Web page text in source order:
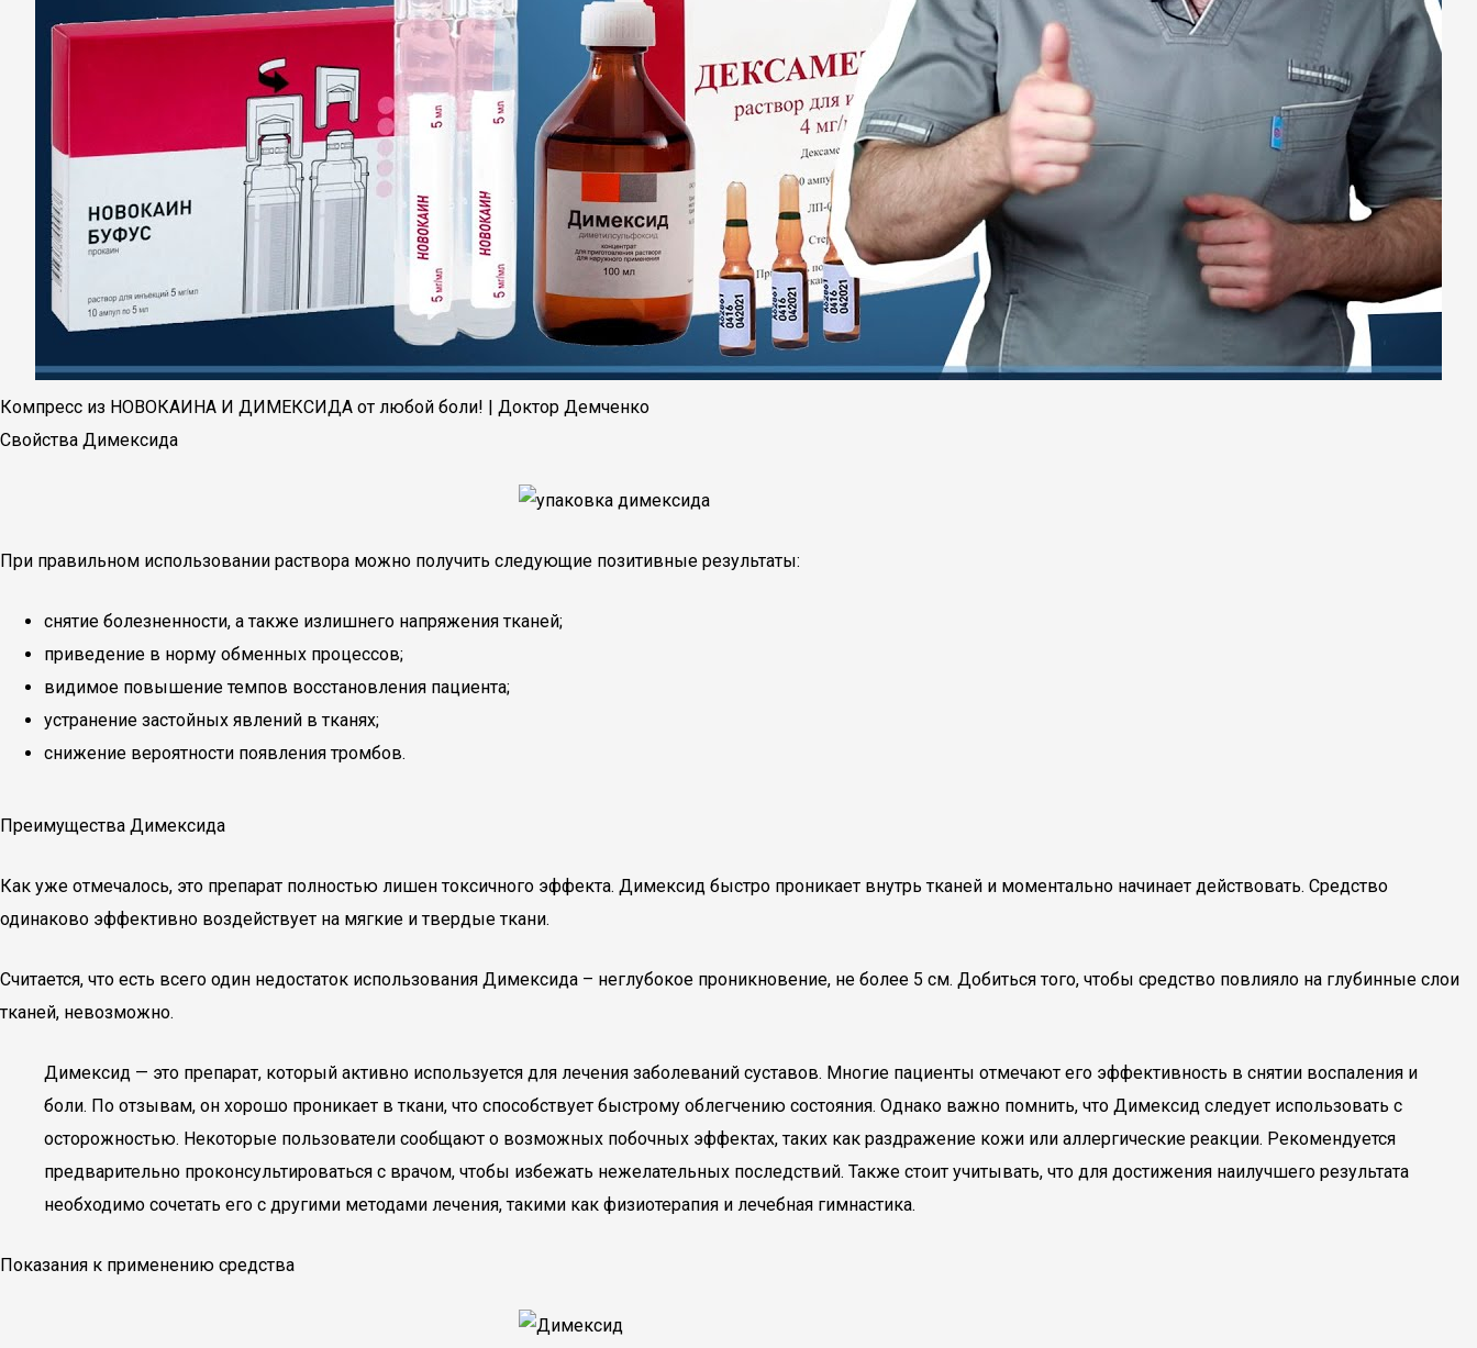
Компресс из НОВОКАИНА И ДИМЕКСИДА от любой боли! | Доктор Демченко
Свойства Димексида
При правильном использовании раствора можно получить следующие позитивные результаты:
снятие болезненности, а также излишнего напряжения тканей;
приведение в норму обменных процессов;
видимое повышение темпов восстановления пациента;
устранение застойных явлений в тканях;
снижение вероятности появления тромбов.
Преимущества Димексида
Как уже отмечалось, это препарат полностью лишен токсичного эффекта. Димексид быстро проникает внутрь тканей и моментально начинает действовать. Средство
одинаково эффективно воздействует на мягкие и твердые ткани.
Считается, что есть всего один недостаток использования Димексида – неглубокое проникновение, не более 5 см. Добиться того, чтобы средство повлияло на глубинные слои
тканей, невозможно.
Димексид — это препарат, который активно используется для лечения заболеваний суставов. Многие пациенты отмечают его эффективность в снятии воспаления и
боли. По отзывам, он хорошо проникает в ткани, что способствует быстрому облегчению состояния. Однако важно помнить, что Димексид следует использовать с
осторожностью. Некоторые пользователи сообщают о возможных побочных эффектах, таких как раздражение кожи или аллергические реакции. Рекомендуется
предварительно проконсультироваться с врачом, чтобы избежать нежелательных последствий. Также стоит учитывать, что для достижения наилучшего результата
необходимо сочетать его с другими методами лечения, такими как физиотерапия и лечебная гимнастика.
Показания к применению средства